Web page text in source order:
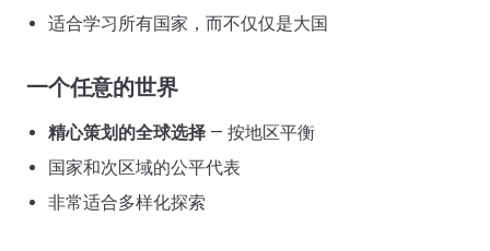
适合学习所有国家，而不仅仅是大国
一个任意的世界
精心策划的全球选择 — 按地区平衡
国家和次区域的公平代表
非常适合多样化探索